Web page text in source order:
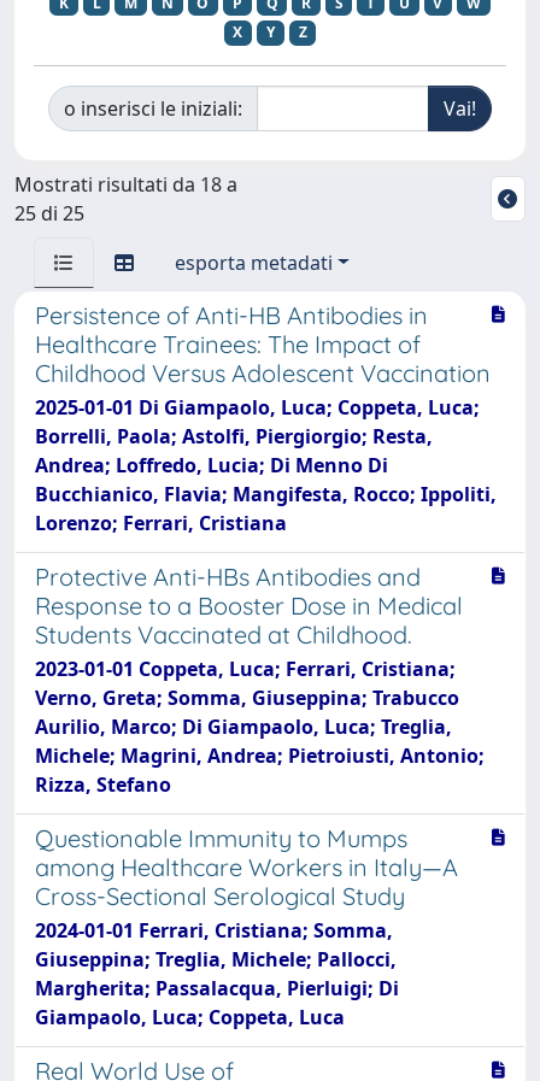
X
Y Z
o inserisci le iniziali:
Mostrati risultati da 18 a
25 di 25
esporta metadati
Persistence of Anti-HB Antibodies in
Healthcare Trainees: The Impact of
Childhood Versus Adolescent Vaccination
2025-01-01 Di Giampaolo, Luca; Coppeta, Luca;
Borrelli, Paola; Astolfi, Piergiorgio; Resta,
Andrea; Loffredo, Lucia; Di Menno Di
Bucchianico, Flavia; Mangifesta, Rocco; Ippoliti,
Lorenzo; Ferrari, Cristiana
Protective Anti-HBs Antibodies and
Response to a Booster Dose in Medical
Students Vaccinated at Childhood.
2023-01-01 Coppeta, Luca; Ferrari, Cristiana;
Verno, Greta; Somma, Giuseppina; Trabucco
Aurilio, Marco; Di Giampaolo, Luca; Treglia,
Michele; Magrini, Andrea; Pietroiusti, Antonio;
Rizza, Stefano
Questionable Immunity to Mumps
among Healthcare Workers in Italy—A
Cross-Sectional Serological Study
2024-01-01 Ferrari, Cristiana; Somma,
Giuseppina; Treglia, Michele; Pallocci,
Margherita; Passalacqua, Pierluigi; Di
Giampaolo, Luca; Coppeta, Luca
Real World Use of